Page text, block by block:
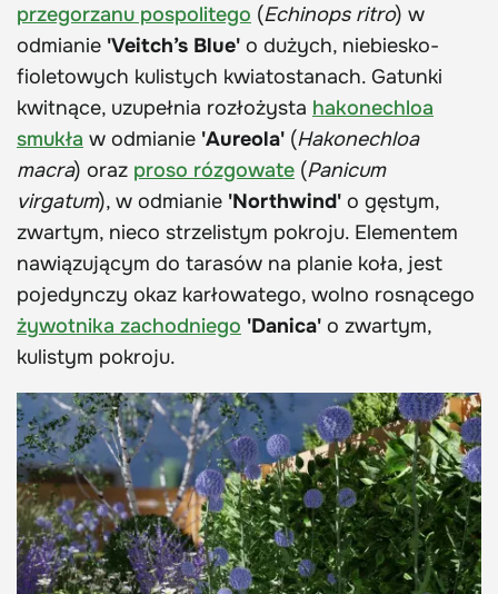
przegorzanu pospolitego (Echinops ritro) w
odmianie 'Veitch’s Blue' o dużych, niebiesko-
fioletowych kulistych kwiatostanach. Gatunki
kwitnące, uzupełnia rozłożysta hakonechloa
smukła w odmianie 'Aureola' (Hakonechloa
macra) oraz proso rózgowate (Panicum
virgatum), w odmianie 'Northwind' o gęstym,
zwartym, nieco strzelistym pokroju. Elementem
nawiązującym do tarasów na planie koła, jest
pojedynczy okaz karłowatego, wolno rosnącego
żywotnika zachodniego 'Danica' o zwartym,
kulistym pokroju.